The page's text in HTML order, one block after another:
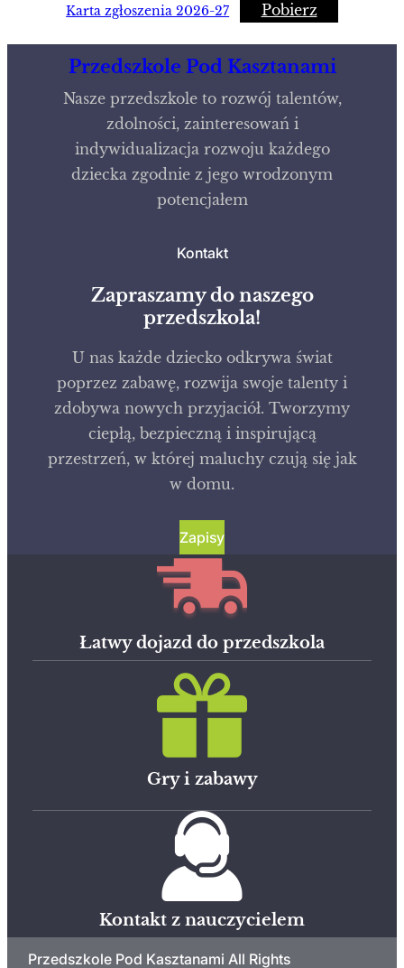
Karta zgłoszenia 2026-27 Pobierz
Przedszkole Pod Kasztanami
Nasze przedszkole to rozwój talentów,
zdolności, zainteresowań i
indywidualizacja rozwoju każdego
dziecka zgodnie z jego wrodzonym
potencjałem
Kontakt
Zapraszamy do naszego
przedszkola!
U nas każde dziecko odkrywa świat
poprzez zabawę, rozwija swoje talenty i
zdobywa nowych przyjaciół. Tworzymy
ciepłą, bezpieczną i inspirującą
przestrzeń, w której maluchy czują się jak
w domu.
Zapisy
Łatwy dojazd do przedszkola
Gry i zabawy
Kontakt z nauczycielem
Przedszkole Pod Kasztanami All Rights